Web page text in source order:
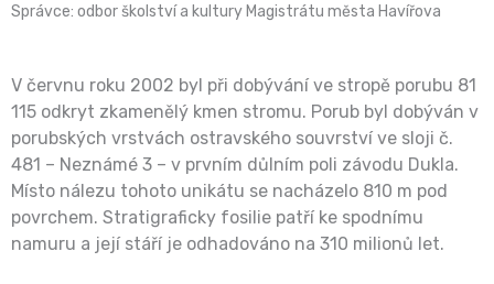
Správce: odbor školství a kultury Magistrátu města Havířova
V červnu roku 2002 byl při dobývání ve stropě porubu 81
115 odkryt zkamenělý kmen stromu. Porub byl dobýván v
porubských vrstvách ostravského souvrství ve sloji č.
481 – Neznámé 3 – v prvním důlním poli závodu Dukla.
Místo nálezu tohoto unikátu se nacházelo 810 m pod
povrchem. Stratigraficky fosilie patří ke spodnímu
namuru a její stáří je odhadováno na 310 milionů let.